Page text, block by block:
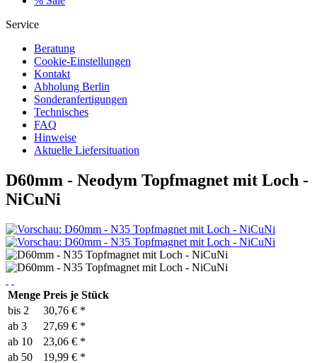
Service
Beratung
Cookie-Einstellungen
Kontakt
Abholung Berlin
Sonderanfertigungen
Technisches
FAQ
Hinweise
Aktuelle Liefersituation
D60mm - Neodym Topfmagnet mit Loch -
NiCuNi
Menge Preis je Stück
bis 2
30,76 € *
ab 3
27,69 € *
ab 10
23,06 € *
ab 50 19,99 € *